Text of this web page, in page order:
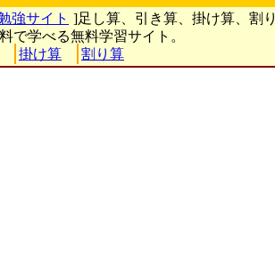
強サイト ]足し算、引き算、掛け算、割
で学べる無料学習サイト。
掛け算 割り算